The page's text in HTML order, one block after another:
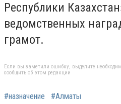
Республики
ведомственных
грамот.
Если вы заметили ошибку, выделите
сообщить об этом редакции
#назначение #Алматы